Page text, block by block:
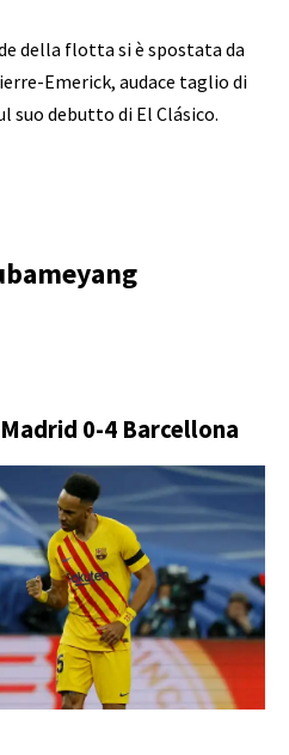
della flotta si è spostata da
Emerick, audace taglio di
suo debutto di El Clásico.
0-4 Barcellona